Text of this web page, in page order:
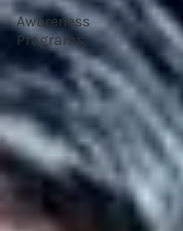
Awareness
Programs